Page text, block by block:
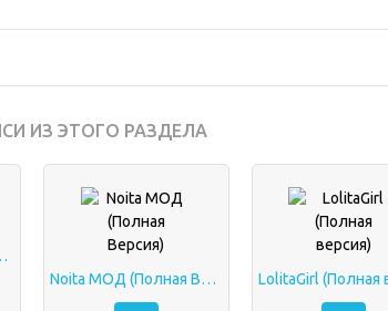
ИЗ ЭТОГО РАЗДЕЛА
Noita МОД (Полная Версия)